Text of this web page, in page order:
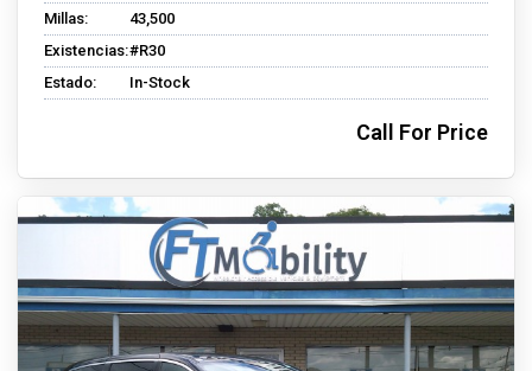
Millas:
43,500
Existencias:#R30
Estado:
In-Stock
Call For Price